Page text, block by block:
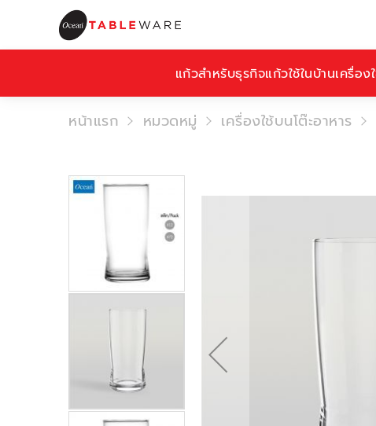
แก้วสำหรับธุรกิจแก้วใช้ในบ้านเครื่อง
หน้าแรก หมวดหมู่ เครื่องใช้บนโต๊ะอาหาร